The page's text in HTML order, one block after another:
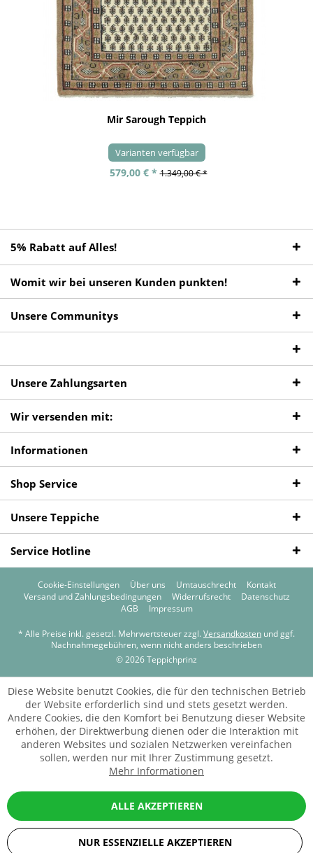
Mir Sarough Teppich
Varianten verfügbar
579,00 € * 1.349,00 € *
5% Rabatt auf Alles!
Womit wir bei unseren Kunden punkten!
Unsere Communitys
Unsere Zahlungsarten
Wir versenden mit:
Informationen
Shop Service
Unsere Teppiche
Service Hotline
Cookie-Einstellungen Über uns Umtauschrecht
Kontakt
Versand und Zahlungsbedingungen
Widerrufsrecht
Datenschutz
AGB
Impressum
* Alle Preise inkl. gesetzl. Mehrwertsteuer zzgl. Versandkosten und ggf.
Nachnahmegebühren, wenn nicht anders beschrieben
© 2026 Teppichprinz
Diese Website benutzt Cookies, die für den technischen Betrieb
der Website erforderlich sind und stets gesetzt werden.
Andere Cookies, die den Komfort bei Benutzung dieser Website
erhöhen, der Direktwerbung dienen oder die Interaktion mit
anderen Websites und sozialen Netzwerken vereinfachen
sollen, werden nur mit Ihrer Zustimmung gesetzt.
Mehr Informationen
NUR ESSENZIELLE AKZEPTIEREN
ALLE AKZEPTIEREN